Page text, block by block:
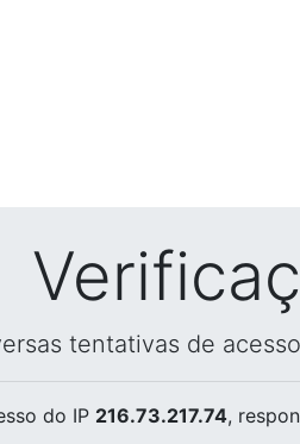
tentativas de
do IP 216.73.217.74,